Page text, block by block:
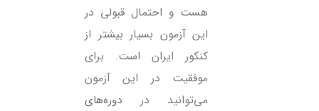
هست و احتمال قبولی در
این آزمون بسیار بیشتر از
کنکور ایران است. برای
موفقیت در این آزمون
می‌توانید در دوره‌های